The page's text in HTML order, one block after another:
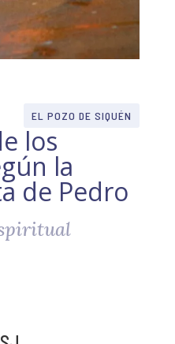
EL POZO DE SIQUÉN
los
la
de Pedro